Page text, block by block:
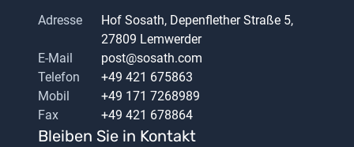
Adresse
Hof Sosath, Depenflether Straße 5,
27809 Lemwerder
E-Mail
post@sosath.com
Telefon
+49 421 675863
Mobil
+49 171 7268989
Fax
+49 421 678864
Bleiben Sie in Kontakt